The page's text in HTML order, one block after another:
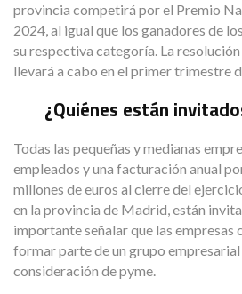
provincia competirá por el Premio
2024, al igual que los ganadores de
su respectiva categoría. La
llevará a cabo en el primer trimestre
¿Quiénes están
Todas las pequeñas y medianas
empleados y una facturación anual
millones de euros al cierre del
en la provincia de Madrid, están
importante señalar que las empresas
formar parte de un grupo empresarial
consideración de pyme.